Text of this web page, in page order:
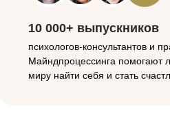
10 000+ выпускников
психологов-консультантов и
Майндпроцессинга помогают
миру найти себя и стать